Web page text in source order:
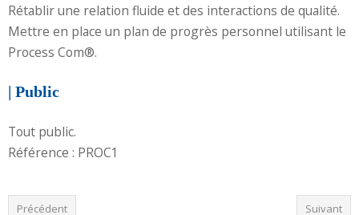
Rétablir une relation fluide et des interactions de qualité.
Mettre en place un plan de progrès personnel utilisant le
Process Com®.
| Public
Tout public.
Référence : PROC1
Précédent Suivant